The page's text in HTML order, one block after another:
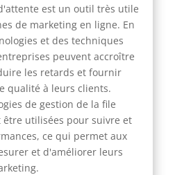
est un outil très utile
de marketing en ligne. En
et des techniques
peuvent accroître
les retards et fournir
qualité à leurs clients.
de gestion de la file
utilisées pour suivre et
ce qui permet aux
et d'améliorer leurs